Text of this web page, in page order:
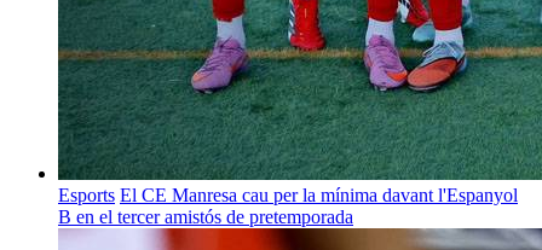
Esports El CE Manresa cau per la mínima davant l'Espanyol
B en el tercer amistós de pretemporada